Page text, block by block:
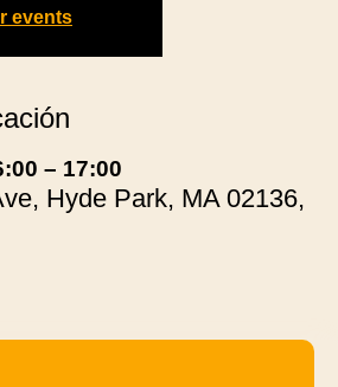
events
– 17:00
Hyde Park, MA 02136,